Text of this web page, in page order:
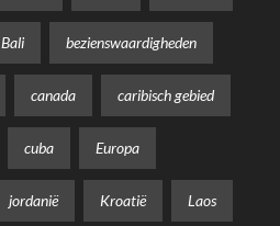
Bali bezienswaardigheden
canada caribisch gebied
cuba Europa
jordanië Kroatië Laos